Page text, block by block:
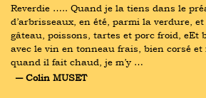
Reverdie ….. Quand je la tiens dans le
d’arbrisseaux, en été, parmi la verdure, et
gâteau, poissons, tartes et porc froid, eEt
avec le vin en tonneau frais, bien corsé
quand il fait chaud, je m’y …
― Colin MUSET